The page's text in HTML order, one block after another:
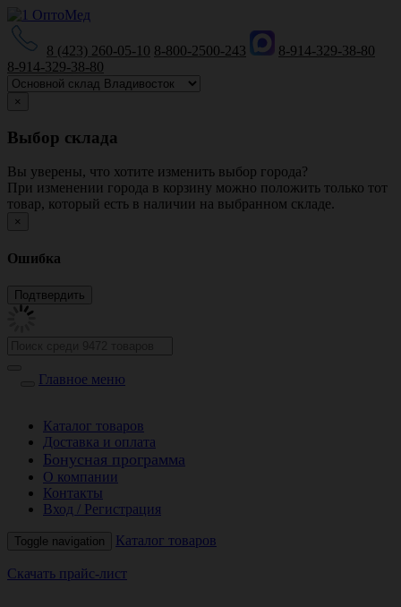
8 (423) 260-05-10 8-800-2500-243
8-914-329-38-80
8-914-329-38-80
×
Выбор склада
Вы уверены, что хотите изменить выбор города?
При изменении города в корзину можно положить только тот
товар, который есть в наличии на выбранном складе.
×
Ошибка
Главное меню
Каталог товаров
Доставка и оплата
Бонусная программа
О компании
Контакты
Вход / Регистрация
Toggle navigation Каталог товаров
Скачать прайс-лист